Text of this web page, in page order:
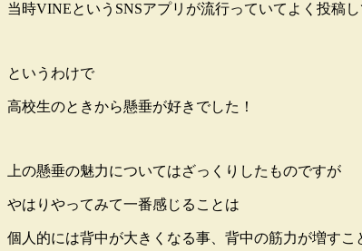
当時VINEというSNSアプリが流行っていてよく投稿
というわけで
高校生のときから懸垂が好きでした！
上の懸垂の魅力についてはざっくりしたものですが
やはりやってみて一番感じることは
個人的には背中が大きくなる事、背中の筋力が増す